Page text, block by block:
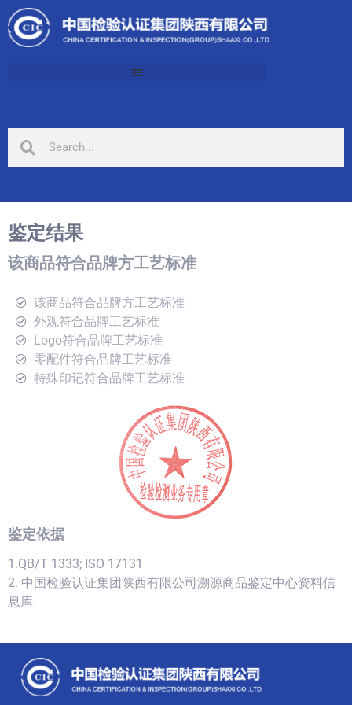
鉴定结果
该商品符合品牌方工艺标准
该商品符合品牌方工艺标准
外观符合品牌工艺标准
Logo符合品牌工艺标准
零配件符合品牌工艺标准
特殊印记符合品牌工艺标准
鉴定依据
1.QB/T 1333; ISO 17131
2. 中国检验认证集团陕西有限公司溯源商品鉴定中心资料信
息库